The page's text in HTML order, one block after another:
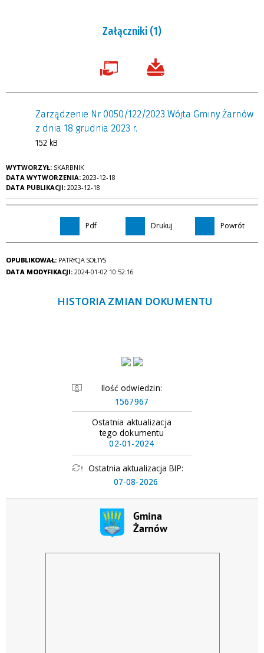
Ilość odwiedzin:
1567967
Ostatnia aktualizacja
tego dokumentu
02-01-2024
Ostatnia aktualizacja BIP:
07-08-2026
Załączniki (1)
Zarządzenie Nr 0050/122/2023 Wójta Gminy Żarnów
z dnia 18 grudnia 2023 r.
152 kB
WYTWORZYŁ: SKARBNIK
DATA WYTWORZENIA: 2023-12-18
DATA PUBLIKACJI: 2023-12-18
Pdf Drukuj Powrót
OPUBLIKOWAŁ: PATRYCJA SOŁTYS
DATA MODYFIKACJI: 2024-01-02 10:52:16
HISTORIA ZMIAN DOKUMENTU